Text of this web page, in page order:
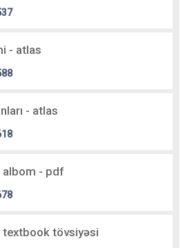
- atlas
- atlas
albom - pdf
textbook tövsiyəsi